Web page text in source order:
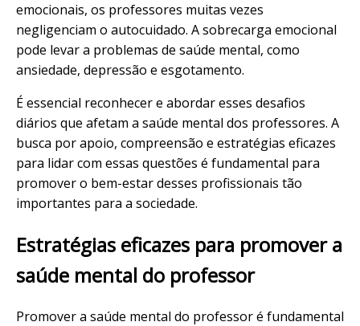
emocionais, os professores muitas vezes
negligenciam o autocuidado. A sobrecarga emocional
pode levar a problemas de saúde mental, como
ansiedade, depressão e esgotamento.
É essencial reconhecer e abordar esses desafios
diários que afetam a saúde mental dos professores. A
busca por apoio, compreensão e estratégias eficazes
para lidar com essas questões é fundamental para
promover o bem-estar desses profissionais tão
importantes para a sociedade.
Estratégias eficazes para promover a
saúde mental do professor
Promover a saúde mental do professor é fundamental